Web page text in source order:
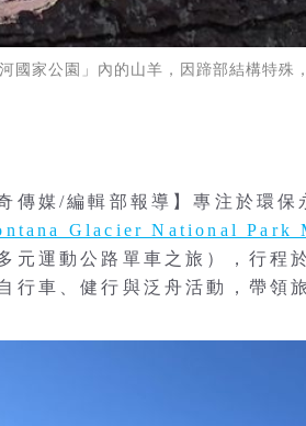
國家公園」內的山羊，因蹄部結構特
奇傳媒/編輯部報導】專注於環
Glacier National Park
元運動公路單車之旅），行程
行車、健行與泛舟活動，帶領